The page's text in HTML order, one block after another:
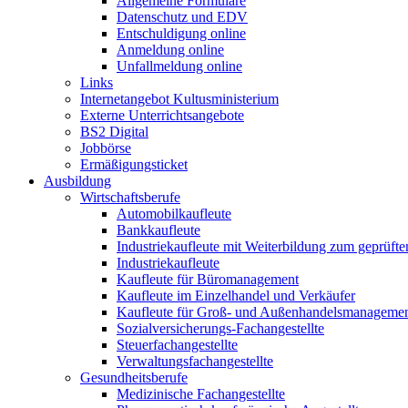
Datenschutz und EDV
Entschuldigung online
Anmeldung online
Unfallmeldung online
Links
Internetangebot Kultusministerium
Externe Unterrichtsangebote
BS2 Digital
Jobbörse
Ermäßigungsticket
Ausbildung
Wirtschaftsberufe
Automobilkaufleute
Bankkaufleute
Industriekaufleute mit Weiterbildung zum
Industriekaufleute
Kaufleute für Büromanagement
Kaufleute im Einzelhandel und Verkäufer
Kaufleute für Groß- und
Sozialversicherungs-Fachangestellte
Steuerfachangestellte
Verwaltungsfachangestellte
Gesundheitsberufe
Medizinische Fachangestellte